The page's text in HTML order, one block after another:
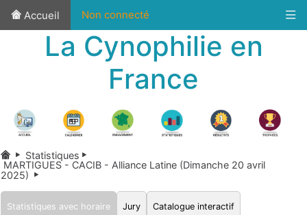
Accueil Non connecté
La Cynophilie en
France
Statistiques
MARTIGUES - CACIB - Alliance Latine (Dimanche 20 avril
2025)
Statistiques avec horaire Jury Catalogue interactif